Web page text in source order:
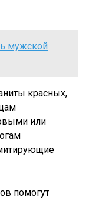
мужской
красных,
или
помогут